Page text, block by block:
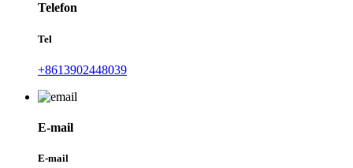
Telefon
Tel
+8613902448039
E-mail
E-mail